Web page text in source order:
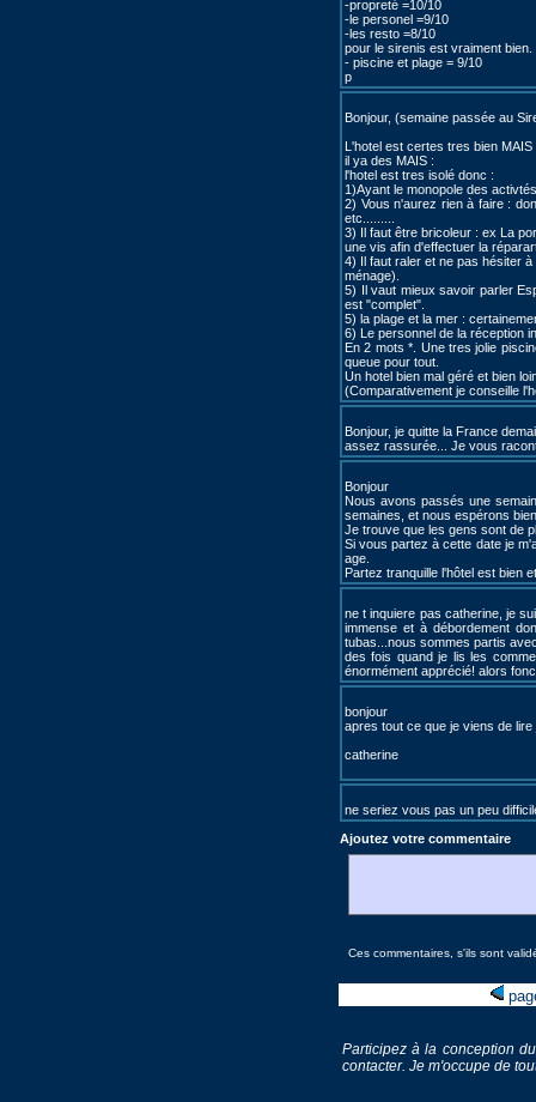
-propreté =10/10
-le personel =9/10
-les resto =8/10
pour le sirenis est vraiment bien.
- piscine et plage = 9/10
p
Bonjour, (semaine passée au
L'hotel est certes tres bien MAIS
il ya des MAIS :
l'hotel est tres isolé donc :
1)Ayant le monopole des
2) Vous n'aurez rien à faire :
etc.........
3) Il faut être bricoleur : ex La
une vis afin d'effectuer la
4) Il faut raler et ne pas hésiter
ménage).
5) Il vaut mieux savoir parler
est "complet".
5) la plage et la mer :
6) Le personnel de la réception
En 2 mots *. Une tres jolie
queue pour tout.
Un hotel bien mal géré et bien
(Comparativement je conseille
Bonjour, je quitte la France
assez rassurée... Je vous
Bonjour
Nous avons passés une
semaines, et nous espérons
Je trouve que les gens sont de
Si vous partez à cette date je
age.
Partez tranquille l'hôtel est bien
ne t inquiere pas catherine, je
immense et à débordement
tubas...nous sommes partis
des fois quand je lis les
énormément apprécié! alors
bonjour
apres tout ce que je viens de
catherine
ne seriez vous pas un peu
Ajoutez votre commentaire
Ces commentaires, s'ils sont
Participez à la conception
contacter. Je m'occupe de